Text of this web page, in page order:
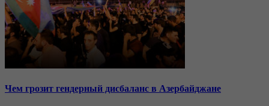
Чем грозит гендерный дисбаланс в Азербайджане